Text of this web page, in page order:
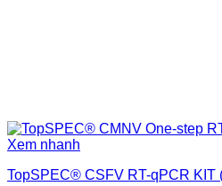
Xem nhanh
TopSPEC® CSFV RT-qPCR KIT